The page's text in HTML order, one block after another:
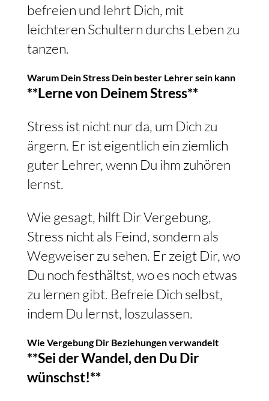
befreien und lehrt Dich, mit
leichteren Schultern durchs Leben zu
tanzen.
Warum Dein Stress Dein bester Lehrer sein kann
**Lerne von Deinem Stress**
Stress ist nicht nur da, um Dich zu
ärgern. Er ist eigentlich ein ziemlich
guter Lehrer, wenn Du ihm zuhören
lernst.
Wie gesagt, hilft Dir Vergebung,
Stress nicht als Feind, sondern als
Wegweiser zu sehen. Er zeigt Dir, wo
Du noch festhältst, wo es noch etwas
zu lernen gibt. Befreie Dich selbst,
indem Du lernst, loszulassen.
Wie Vergebung Dir Beziehungen verwandelt
**Sei der Wandel, den Du Dir
wünschst!**